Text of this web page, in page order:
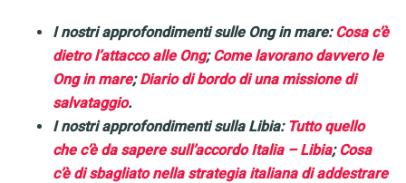
I nostri approfondimenti sulle Ong in mare:Cosa c’è
dietro l’attacco alle Ong;Come lavorano davvero le
Ong in mare;Diario di bordo di una missione di
salvataggio.
I nostri approfondimenti sulla Libia: Tutto quello
che c’è da sapere sull’accordo Italia – Libia;Cosa
c’è di sbagliato nella strategia italiana di addestrare